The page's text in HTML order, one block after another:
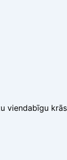
viendabīgu